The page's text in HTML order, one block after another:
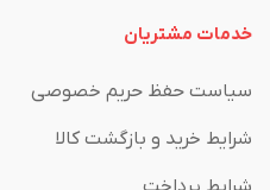
خدمات مشتریان
سیاست حفظ حریم خصوصی
شرایط خرید و بازگشت کالا